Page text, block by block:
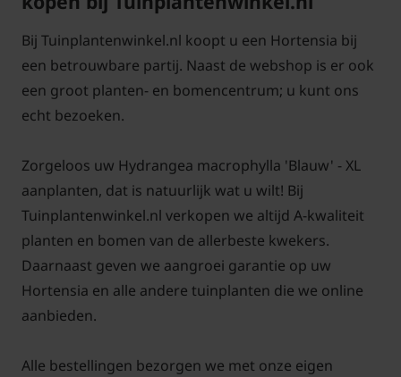
middel van uitdunnen; dit betekent dat men elk jaar
enkele takken vanaf de grond terug mag nemen.
Knip bij de Boerenhortensia elk jaar de oudste
takken onderaan de grond weg. Zo blijft de
tuinplant jong en fris en heeft u elk jaar bloemen. De
bloei tuinturf rond de plantvoet voor het behoud
van het zurige bodemmilieu.
.
Voor alle grote planten in de XL-serieklik hier
Bij Tuinplantenwinkel.nl koopt u een Hortensia bij
een betrouwbare partij. Naast de webshop is er ook
een groot planten- en bomencentrum; u kunt ons
echt bezoeken.
Zorgeloos uw Hydrangea macrophylla 'Blauw' - XL
aanplanten, dat is natuurlijk wat u wilt! Bij
Tuinplantenwinkel.nl verkopen we altijd A-kwaliteit
planten en bomen van de allerbeste kwekers.
Daarnaast geven we aangroei garantie op uw
Hortensia en alle andere tuinplanten die we online
aanbieden.
Alle bestellingen bezorgen we met onze eigen